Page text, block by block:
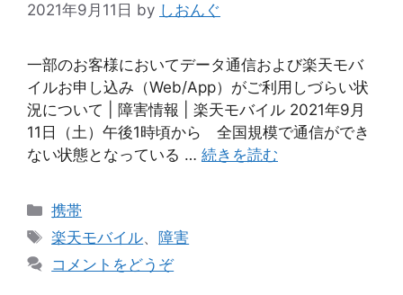
2021年9月11日 by しおんぐ
一部のお客様においてデータ通信および楽天モバ
イルお申し込み（Web/App）がご利用しづらい状
況について | 障害情報 | 楽天モバイル 2021年9月
11日（土）午後1時頃から 全国規模で通信ができ
ない状態となっている … 続きを読む
カ
テ
リ
携帯
タ
グ
楽天モバイル、 障害
コメントをどうぞ